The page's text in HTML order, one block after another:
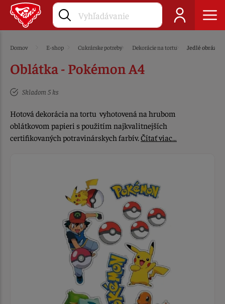
Domov E-shop Cukrárske potreby Dekorácie na tortu Jedlé obrázky
Oblátka - Pokémon A4
Skladom 5 ks
Hotová dekorácia na tortu vyhotovená na hrubom
oblátkovom papieri s použitím najkvalitnejších
certifikovaných potravinárskych farbív.Čítať viac…